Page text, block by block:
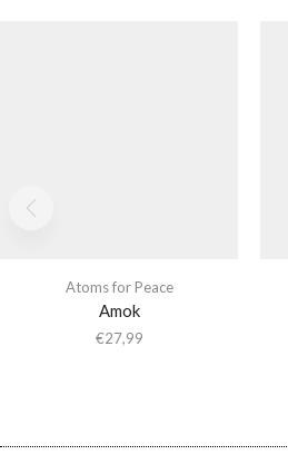
Atoms for Peace
Amok
€27,99